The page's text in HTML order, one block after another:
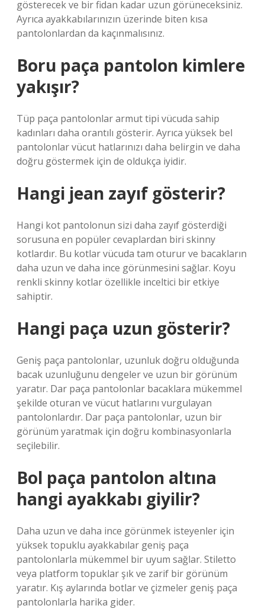
gösterecek ve bir fidan kadar uzun görüneceksiniz.
Ayrıca ayakkabılarınızın üzerinde biten kısa
pantolonlardan da kaçınmalısınız.
Boru paça pantolon kimlere
yakışır?
Tüp paça pantolonlar armut tipi vücuda sahip
kadınları daha orantılı gösterir. Ayrıca yüksek bel
pantolonlar vücut hatlarınızı daha belirgin ve daha
doğru göstermek için de oldukça iyidir.
Hangi jean zayıf gösterir?
Hangi kot pantolonun sizi daha zayıf gösterdiği
sorusuna en popüler cevaplardan biri skinny
kotlardır. Bu kotlar vücuda tam oturur ve bacakların
daha uzun ve daha ince görünmesini sağlar. Koyu
renkli skinny kotlar özellikle inceltici bir etkiye
sahiptir.
Hangi paça uzun gösterir?
Geniş paça pantolonlar, uzunluk doğru olduğunda
bacak uzunluğunu dengeler ve uzun bir görünüm
yaratır. Dar paça pantolonlar bacaklara mükemmel
şekilde oturan ve vücut hatlarını vurgulayan
pantolonlardır. Dar paça pantolonlar, uzun bir
görünüm yaratmak için doğru kombinasyonlarla
seçilebilir.
Bol paça pantolon altına
hangi ayakkabı giyilir?
Daha uzun ve daha ince görünmek isteyenler için
yüksek topuklu ayakkabılar geniş paça
pantolonlarla mükemmel bir uyum sağlar. Stiletto
veya platform topuklar şık ve zarif bir görünüm
yaratır. Kış aylarında botlar ve çizmeler geniş paça
pantolonlarla harika gider.